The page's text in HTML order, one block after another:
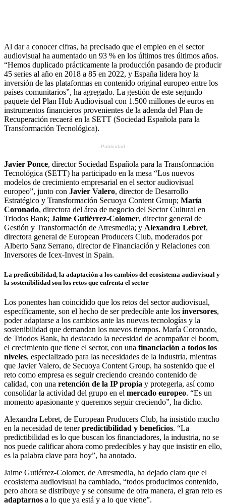
Al dar a conocer cifras, ha precisado que el empleo en el sector
audiovisual ha aumentado un 93 % en los últimos tres últimos años.
“Hemos duplicado prácticamente la producción pasando de producir
45 series al año en 2018 a 85 en 2022, y España lidera hoy la
inversión de las plataformas en contenido original europeo entre los
países comunitarios”, ha agregado. La gestión de este segundo
paquete del Plan Hub Audiovisual con 1.500 millones de euros en
instrumentos financieros provenientes de la adenda del Plan de
Recuperación recaerá en la SETT (Sociedad Española para la
Transformación Tecnológica).
- Publicidad -
Javier Ponce, director Sociedad Española para la Transformación
Tecnológica (SETT) ha participado en la mesa “Los nuevos
modelos de crecimiento empresarial en el sector audiovisual
europeo”, junto con Javier Valero, director de Desarrollo
Estratégico y Transformación Secuoya Content Group; María
Coronado, directora del área de negocio del Sector Cultural en
Triodos Bank; Jaime Gutiérrez-Colomer, director general de
Gestión y Transformación de Atresmedia; y Alexandra Lebret,
directora general de European Producers Club, moderados por
Alberto Sanz Serrano, director de Financiación y Relaciones con
Inversores de Icex-Invest in Spain.
La predictibilidad, la adaptación a los cambios del ecosistema audiovisual y
la sostenibilidad son los retos que enfrenta el sector
Los ponentes han coincidido que los retos del sector audiovisual,
específicamente, son el hecho de ser predecible ante los inversores,
poder adaptarse a los cambios ante las nuevas tecnologías y la
sostenibilidad que demandan los nuevos tiempos. María Coronado,
de Triodos Bank, ha destacado la necesidad de acompañar el boom,
el crecimiento que tiene el sector, con una financiación a todos los
niveles, especializado para las necesidades de la industria, mientras
que Javier Valero, de Secuoya Content Group, ha sostenido que el
reto como empresa es seguir creciendo creando contenido de
calidad, con una retención de la IP propia y protegerla, así como
consolidar la actividad del grupo en el mercado europeo. “Es un
momento apasionante y queremos seguir creciendo”, ha dicho.
Alexandra Lebret, de European Producers Club, ha insistido mucho
en la necesidad de tenerpredictibilidad y beneficios. “La
predictibilidad es lo que buscan los financiadores, la industria, no se
nos puede calificar ahora como predecibles y hay que insistir en ello,
es la palabra clave para hoy”, ha anotado.
Jaime Gutiérrez-Colomer, de Atresmedia, ha dejado claro que el
ecosistema audiovisual ha cambiado, “todos producimos contenido,
pero ahora se distribuye y se consume de otra manera, el gran reto es
adaptarnos a lo que ya está y a lo que viene”.